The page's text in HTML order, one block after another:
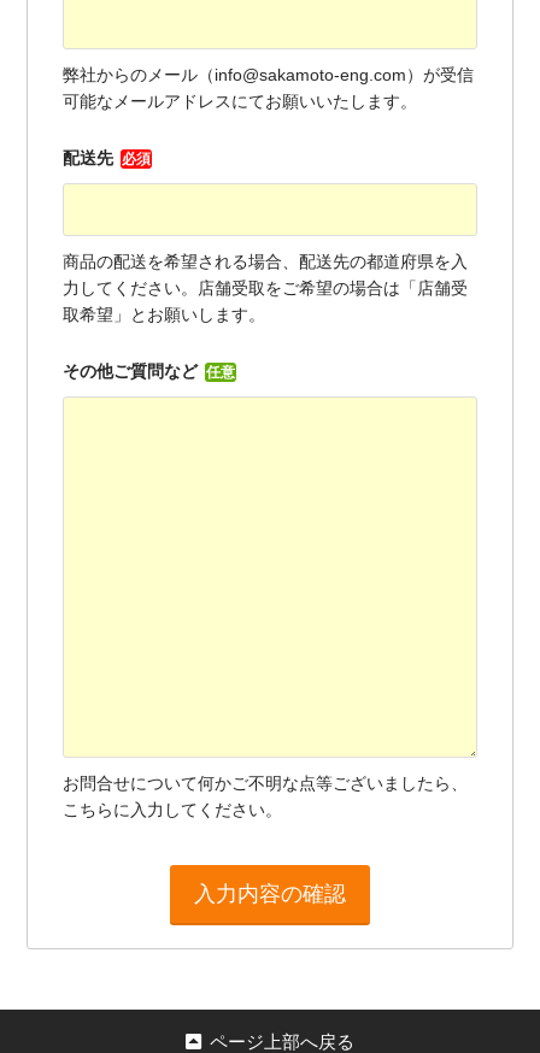
弊社からのメール（info@sakamoto-eng.com）が受信
可能なメールアドレスにてお願いいたします。
配送先 必須
商品の配送を希望される場合、配送先の都道府県を入
力してください。店舗受取をご希望の場合は「店舗受
取希望」とお願いします。
その他ご質問など 任意
お問合せについて何かご不明な点等ございましたら、
こちらに入力してください。
ページ上部へ戻る